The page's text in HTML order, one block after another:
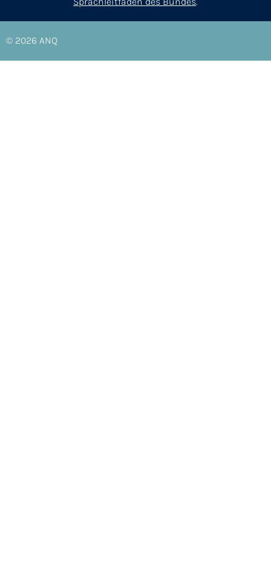
© 2026 ANQ